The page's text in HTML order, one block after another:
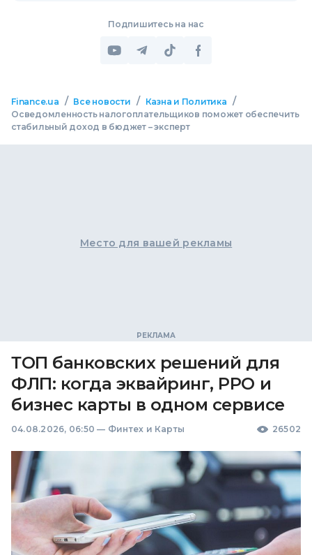
Подпишитесь на нас
Finance.ua / Все новости / Казна и Политика /
Осведомленность налогоплательщиков поможет обеспечить
стабильный доход в бюджет – эксперт
Место для вашей рекламы
ТОП банковских решений для
ФЛП: когда эквайринг, РРО и
бизнес карты в одном сервисе
04.08.2026, 06:50 — Финтех и Карты 26502